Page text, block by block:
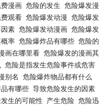
漫画 危险的发生 危险爆发漫
观看 危险爆发动漫 危险爆发
素 危险爆发动漫画 危险爆发
率 危险爆炸品有哪些 危险的
画在哪里看 危险爆发的漫画其
危险是指发生危险事件或危害
别名
危险爆炸物品都有什么
有哪些 导致危险发生的因素
生的可能性 产生危险 危险迅